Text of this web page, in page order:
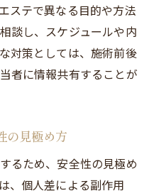
ステで異なる目的や方法
談し、スケジュールや内
対策としては、施術前後
者に情報共有することが
の見極め方
るため、安全性の見極め
、個人差による副作用